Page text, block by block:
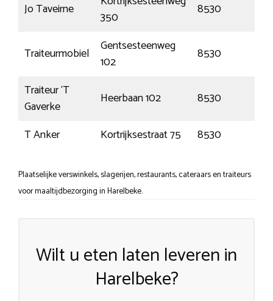
Jo Taveirne
350
8530
Traiteurmobiel
Gentsesteenweg
102
8530
Traiteur ‘T
Gaverke
Heerbaan 102 8530
T Anker
Kortrijksestraat 75 8530
Plaatselijke verswinkels, slagerijen, restaurants, cateraars en traiteurs
voor maaltijdbezorging in Harelbeke.
Wilt u eten laten leveren in
Harelbeke?